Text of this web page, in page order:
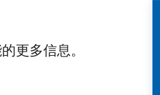
更多信息。